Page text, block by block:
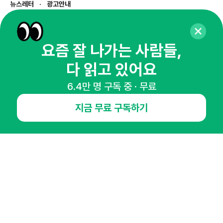
뉴스레터
광고안내
경기도 성남시 분당구 대왕판교로645번길 16
사업자등록번호 : 144-81-27690(
통신판매업신고번호 : 2014-경기성남-1023
호스팅서비스사업자 : 오픈애즈
1800-2198
openads@openads.co.kr
이용약관
instagramthreadkakaotalk
요즘 잘 나가는 사람들,
다 읽고 있어요
6.4만 명 구독 중 · 무료
지금 무료 구독하기